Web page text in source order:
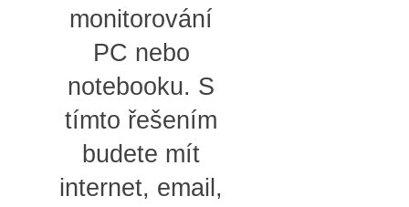
monitorování
PC nebo
notebooku. S
tímto řešením
budete mít
internet, email,